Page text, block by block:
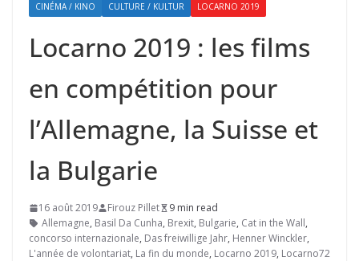
CINÉMA / KINO CULTURE / KULTUR LOCARNO 2019
Locarno 2019 : les films
en compétition pour
l’Allemagne, la Suisse et
la Bulgarie
16 août 2019 Firouz Pillet
9 min read
Allemagne, Basil Da Cunha, Brexit, Bulgarie, Cat in the Wall,
concorso internazionale, Das freiwillige Jahr, Henner Winckler,
L'année de volontariat, La fin du monde, Locarno 2019, Locarno72